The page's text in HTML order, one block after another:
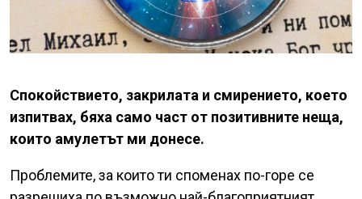
Спокойствието, закрилата и смирението, което
изпитвах, бяха само част от позитивните неща,
които амулетът ми донесе.
Проблемите, за които ти споменах по-горе се